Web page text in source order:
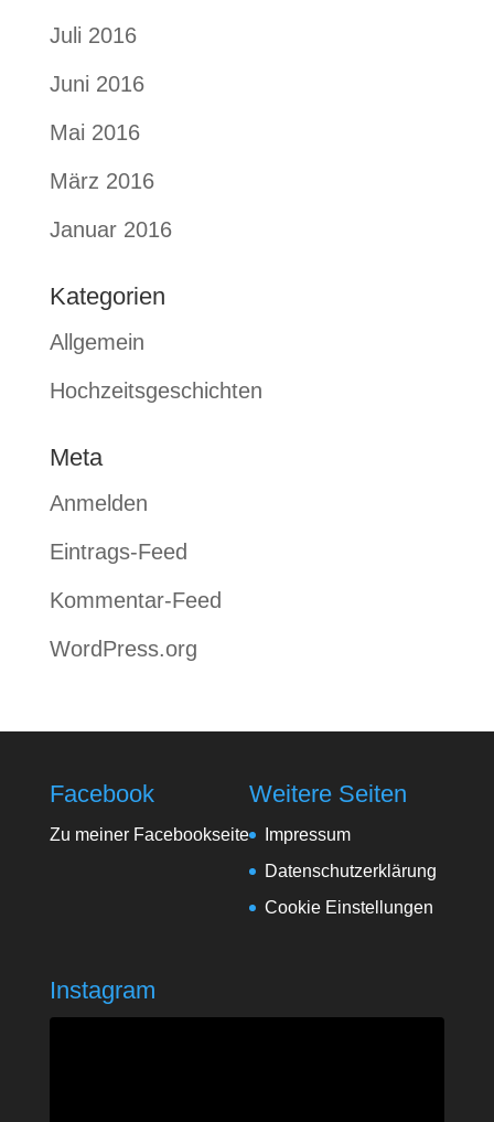
Juli 2016
Juni 2016
Mai 2016
März 2016
Januar 2016
Kategorien
Allgemein
Hochzeitsgeschichten
Meta
Anmelden
Eintrags-Feed
Kommentar-Feed
WordPress.org
Facebook
Zu meiner Facebookseite
Weitere Seiten
Impressum
Datenschutzerklärung
Cookie Einstellungen
Instagram